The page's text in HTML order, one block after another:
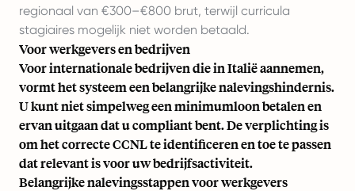
regionaal van €300–€800 brut, terwijl curricula
stagiaires mogelijk niet worden betaald.
Voor werkgevers en bedrijven
Voor internationale bedrijvendie in Italiëaannemen,
vormt het systeem een belangrijke nalevingshindernis.
U kunt niet simpelweg een minimumloon betalen en
ervan uitgaan dat u compliant bent. De verplichting is
om het correcte CCNL te identificeren en toe te passen
dat relevant is voor uw bedrijfsactiviteit.
Belangrijke nalevingsstappen voor werkgevers